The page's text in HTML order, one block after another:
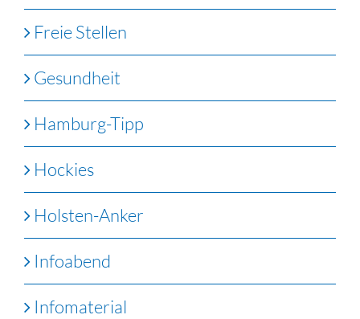
Freie Stellen
Gesundheit
Hamburg-Tipp
Hockies
Holsten-Anker
Infoabend
Infomaterial